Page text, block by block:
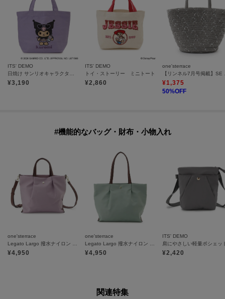
ITS' DEMO
日焼け サンリオキャラクターズ ジャガードトート
¥3,190
ITS' DEMO
トイ・ストーリー ミニトート
¥2,860
one'sterrace
【リン
¥1,375
50%OFF
#機能的なバッグ・財布・小物入れ
one'sterrace
¥4,950
one'sterrace
¥4,950
ITS' DEMO
肩にやさしい軽量ポシェッ
¥2,420
関連特集